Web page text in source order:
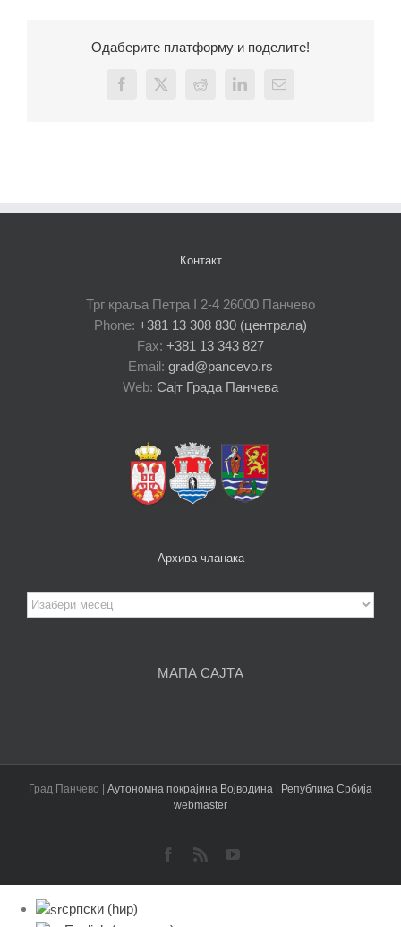
Одаберите платформу и поделите!
Facebook
X Reddit LinkedInEmail
Контакт
Трг краља Петра I 2-4 26000 Панчево
Phone: +381 13 308 830 (централа)
Fax: +381 13 343 827
Email: grad@pancevo.rs
Web: Сајт Града Панчева
Архива чланака
Архива
чланака
МАПА САЈТА
Град Панчево | Аутономна покрајина Војводина | Република Србија
webmaster
Facebook
Rss YouTube
српски (ћир)